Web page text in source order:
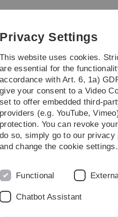
Lernziele
Die Vorlesung
mit grundlegendem
nachhaltigen Entwicklung
Die Studierenden erfahren,
was Projektportfolios und
Privacy Settings
This website uses cookies.
are essential for the
accordance with Art. 6, 1a)
give your consent to a Video
set to offer embedded third-
providers (e.g. YouTube,
protection. You can revoke
do so, simply go to our privacy
and change the cookie settings.
Functional
Chatbot Assistant